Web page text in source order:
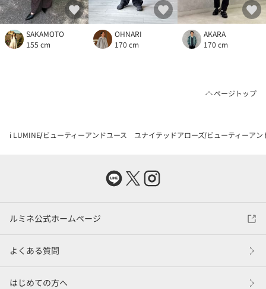
SAKAMOTO
155 cm
OHNARI
170 cm
AKARA
170 cm
ページトップ
i LUMINE ビューティーアンドユース ユナイテッドアローズ ビューティーア
ルミネ公式ホームページ
よくある質問
はじめての方へ